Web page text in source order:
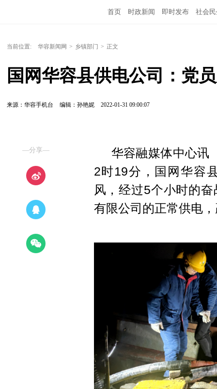
首页 时政新闻 即时发布 社会
当前位置: 华容新闻网 > 乡镇部门 > 正文
国网华容县供电公司：党
来源：华容手机台 编辑：孙艳妮 2022-01-31 09:00:07
—分享—
华容融媒体中心讯
2时19分，国网华容
风，经过5个小时的
有限公司的正常供电